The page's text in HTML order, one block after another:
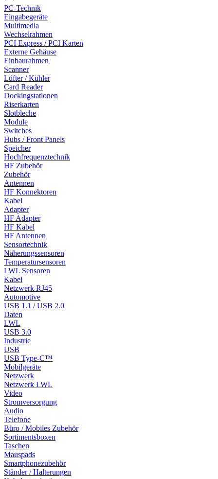
PC-Technik
Eingabegeräte
Multimedia
Wechselrahmen
PCI Express / PCI Karten
Externe Gehäuse
Einbaurahmen
Scanner
Lüfter / Kühler
Card Reader
Dockingstationen
Riserkarten
Slotbleche
Module
Switches
Hubs / Front Panels
Speicher
Hochfrequenztechnik
HF Zubehör
Zubehör
Antennen
HF Konnektoren
Kabel
Adapter
HF Adapter
HF Kabel
HF Antennen
Sensortechnik
Näherungssensoren
Temperatursensoren
LWL Sensoren
Kabel
Netzwerk RJ45
Automotive
USB 1.1 / USB 2.0
Daten
LWL
USB 3.0
Industrie
USB
USB Type-C™
Mobilgeräte
Netzwerk
Netzwerk LWL
Video
Stromversorgung
Audio
Telefone
Büro / Mobiles Zubehör
Sortimentsboxen
Taschen
Mauspads
Smartphonezubehör
Ständer / Halterungen